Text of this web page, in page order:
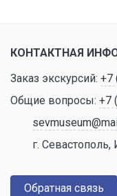
КОНТАКТНАЯ
Заказ экскурсий: +7
Общие вопросы: +7
г. Севастополь,
Обратная связь